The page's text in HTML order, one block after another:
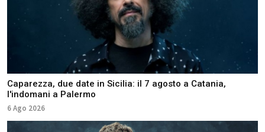
Caparezza, due date in Sicilia: il 7 agosto a Catania,
l'indomani a Palermo
6 Ago 2026